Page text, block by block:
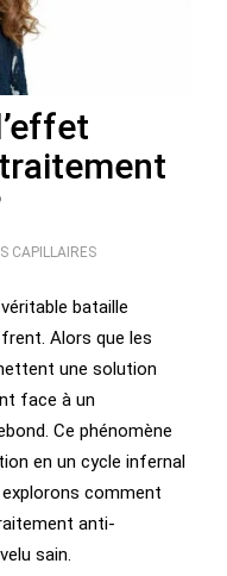
CAPILLAIRES
bataille
Alors que les
une solution
face à un
Ce phénomène
en un cycle infernal
comment
anti-
sain.